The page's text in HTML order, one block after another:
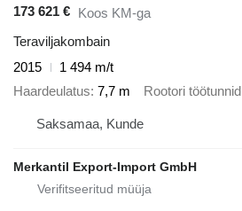
173 621 € Koos KM-ga
Teraviljakombain
2015
1 494 m/t
Haardeulatus 7,7 m Rootori töötunnid
Saksamaa, Kunde
Merkantil Export-Import GmbH